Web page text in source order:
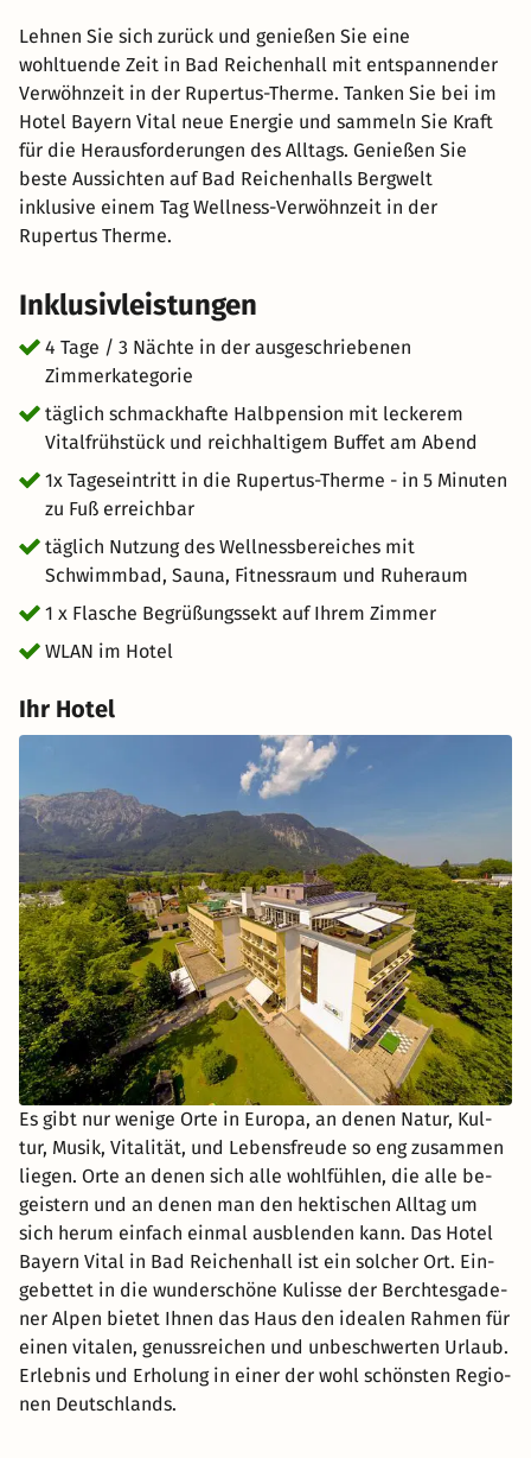
Lehnen Sie sich zurück und genießen Sie eine
wohltuende Zeit in Bad Reichenhall mit entspannender
Verwöhnzeit in der Rupertus-Therme. Tanken Sie bei im
Hotel Bayern Vital neue Energie und sammeln Sie Kraft
für die Herausforderungen des Alltags. Genießen Sie
beste Aussichten auf Bad Reichenhalls Bergwelt
inklusive einem Tag Wellness-Verwöhnzeit in der
Rupertus Therme.
Inklusivleistungen
4 Tage / 3 Nächte in der ausgeschriebenen
Zimmerkategorie
täglich schmackhafte Halbpension mit leckerem
Vitalfrühstück und reichhaltigem Buffet am Abend
1x Tageseintritt in die Rupertus-Therme - in 5 Minuten
zu Fuß erreichbar
täglich Nutzung des Wellnessbereiches mit
Schwimmbad, Sauna, Fitnessraum und Ruheraum
1 x Flasche Begrüßungssekt auf Ihrem Zimmer
WLAN im Hotel
Ihr Hotel
Es gibt nur we­ni­ge Orte in Eu­ro­pa, an denen Natur, Kul­
tur, Musik, Vi­ta­li­tät, und Le­bens­freu­de so eng zu­sam­men
lie­gen. Orte an denen sich alle wohl­füh­len, die alle be­
geis­tern und an denen man den hek­ti­schen All­tag um
sich herum ein­fach ein­mal aus­blen­den kann. Das Hotel
Bay­ern Vital in Bad Rei­chen­hall ist ein sol­cher Ort. Ein­
ge­bet­tet in die wun­der­schö­ne Ku­lis­se der Berch­tes­ga­de­
ner Alpen bie­tet Ihnen das Haus den idea­len Rah­men für
einen vi­ta­len, ge­nuss­rei­chen und un­be­schwer­ten Ur­laub.
Er­leb­nis und Er­ho­lung in einer der wohl schöns­ten Re­gio­
nen Deutsch­lands.